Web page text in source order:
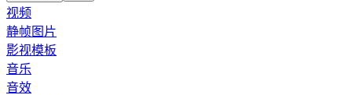
视频
静帧图片
影视模板
音乐
音效